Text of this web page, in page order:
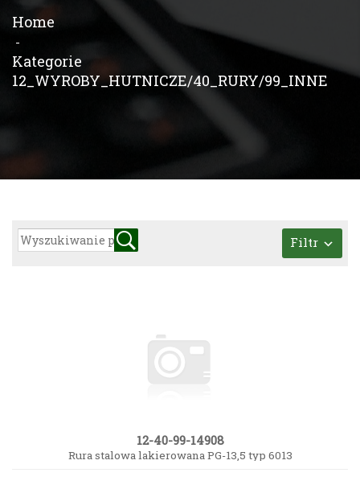
Home
Kategorie
12_WYROBY_HUTNICZE/40_RURY/99_INNE
Filtr
12-40-99-14908
Rura stalowa lakierowana PG-13,5 typ 6013